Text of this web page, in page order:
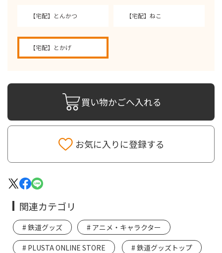
【宅配】とんかつ 【宅配】ねこ
【宅配】とかげ
買い物かごへ入れる
お気に入りに登録する
関連カテゴリ
鉄道グッズ アニメ・キャラクター
PLUSTA ONLINE STORE 鉄道グッズトップ